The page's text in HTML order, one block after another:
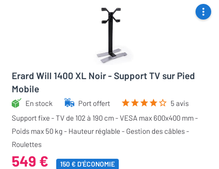
Erard Will 1400 XL Noir - Support TV sur Pied
Mobile
En stock Port offert
5 avis
Support fixe - TV de 102 à 190 cm - VESA max 600x400 mm -
Poids max 50 kg - Hauteur réglable - Gestion des câbles -
Roulettes
549 € 150 € D'ÉCONOMIE